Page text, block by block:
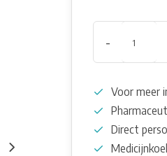
-
Voor meer
Direct